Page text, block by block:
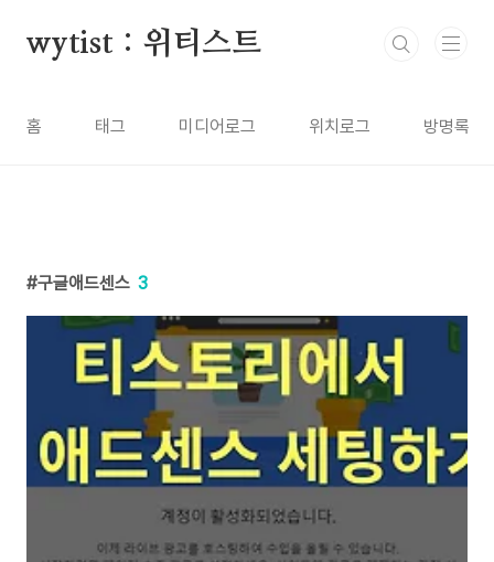
wytist : 위티스트
홈 태그 미디어로그 위치로그 방명록
구글애드센스 3